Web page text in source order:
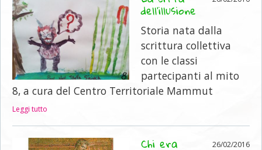
dell'illusione
Storia nata dalla
scrittura collettiva
con le classi
partecipanti al mito
8, a cura del Centro Territoriale Mammut
Leggi tutto
26/02/2016
Chi era